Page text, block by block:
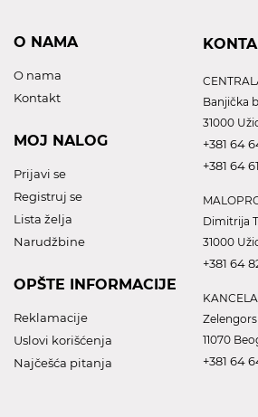
O NAMA
O nama
Kontakt
MOJ NALOG
Prijavi se
Registruj se
Lista želja
Narudžbine
OPŠTE INFORMACIJE
Reklamacije
Uslovi korišćenja
Najčešća pitanja
Banjička
31000
+381 64
+381 64
Dimitrija
31000
+381 64
11070
+381 64